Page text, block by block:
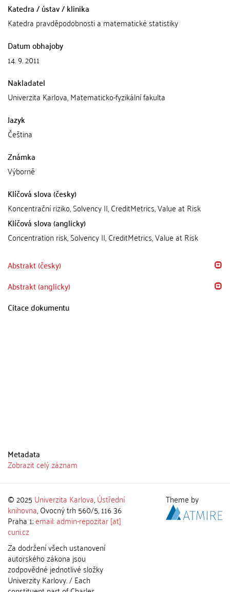
Katedra / ústav / klinika
Katedra pravděpodobnosti a matematické statistiky
Datum obhajoby
14. 9. 2011
Nakladatel
Univerzita Karlova, Matematicko-fyzikální fakulta
Jazyk
Čeština
Známka
Výborně
Klíčová slova (česky)
Koncentrační riziko, Solvency II, CreditMetrics, Value at Risk
Klíčová slova (anglicky)
Concentration risk, Solvency II, CreditMetrics, Value at Risk
Abstrakt (česky)
Abstrakt (anglicky)
Citace dokumentu
Metadata
Zobrazit celý záznam
© 2025 Univerzita Karlova,Ústřední
knihovna, Ovocný trh 560/5, 116 36
Praha 1;email: admin-repozitar [at]
cuni.cz
Za dodržení všech ustanovení
autorského zákona jsou
zodpovědné jednotlivé složky
Univerzity Karlovy. / Each
Theme by